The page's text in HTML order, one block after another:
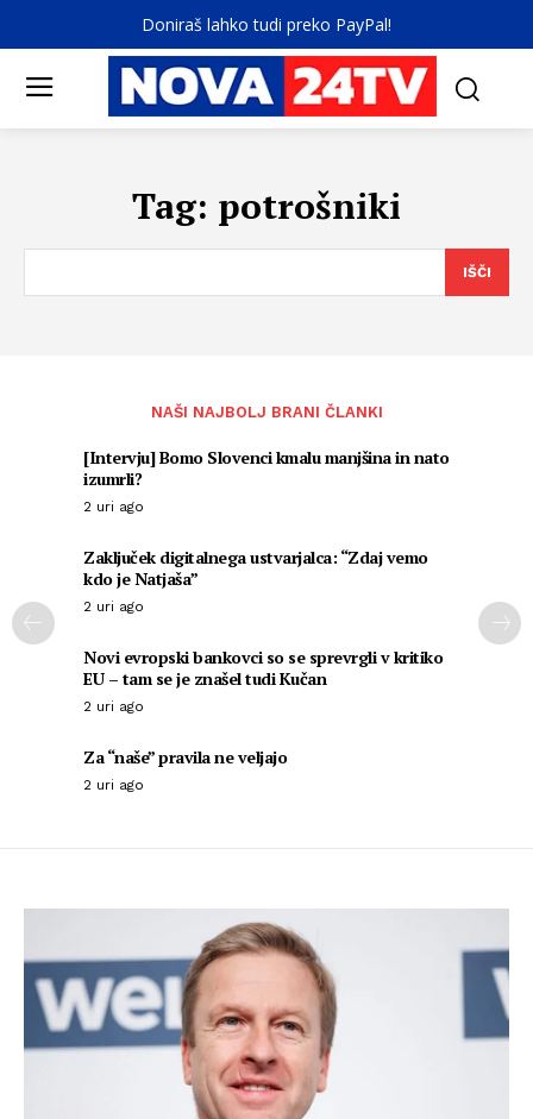
Doniraš lahko tudi preko PayPal!
Tag: potrošniki
IŠČI
NAŠI NAJBOLJ BRANI ČLANKI
[Intervju] Bomo Slovenci kmalu manjšina in nato
izumrli?
2 uri ago
Zaključek digitalnega ustvarjalca: “Zdaj vemo
kdo je Natjaša”
2 uri ago
Novi evropski bankovci so se sprevrgli v kritiko
EU – tam se je znašel tudi Kučan
2 uri ago
Za “naše” pravila ne veljajo
2 uri ago